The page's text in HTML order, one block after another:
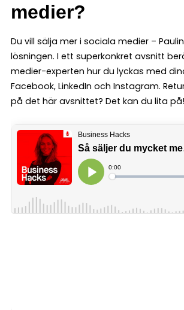
medier?
Du vill sälja mer i sociala medier –
lösningen. I ett superkonkret avsnitt
medier-experten hur du lyckas med
Facebook, LinkedIn och Instagram.
på det här avsnittet? Det kan du lita på!